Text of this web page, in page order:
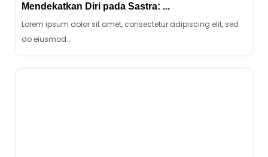
Mendekatkan Diri pada Sastra: ...
Lorem ipsum dolor sit amet, consectetur adipiscing elit, sed
do eiusmod...